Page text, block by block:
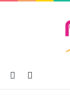
skin